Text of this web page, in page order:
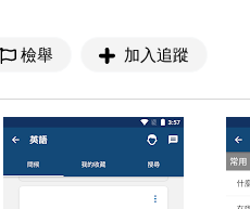
檢舉 加入追蹤